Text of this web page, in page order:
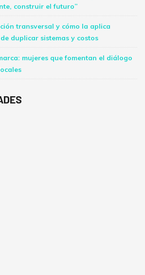
construir el futuro”
transversal y cómo la aplica
duplicar sistemas y costos
mujeres que fomentan el diálogo